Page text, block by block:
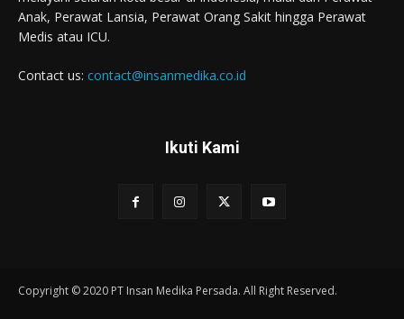
Anak, Perawat Lansia, Perawat Orang Sakit hingga Perawat
Medis atau ICU.
Contact us: contact@insanmedika.co.id
Ikuti Kami
Copyright © 2020 PT Insan Medika Persada. All Right Reserved.